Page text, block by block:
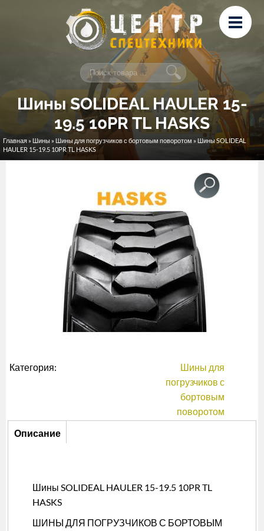
Перейти к основному содержанию
Лизинг
Сервис и ремонт
Контакты
Шины SOLIDEAL HAULER 15-
19.5 10PR TL HASKS
Вы здесь
Главная » Шины » Шины для погрузчиков с бортовым поворотом » Шины SOLIDEAL
HAULER 15-19.5 10PR TL HASKS
Категория:
Шины для
погрузчиков с
бортовым
поворотом
Описание
Описание
Шины SOLIDEAL HAULER 15-19.5 10PR TL
HASKS
ШИНЫ ДЛЯ ПОГРУЗЧИКОВ С БОРТОВЫМ